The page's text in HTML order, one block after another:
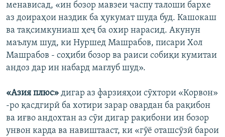
менависад, «ин бозор мавзеи часпу талоши бархе
аз доираҳои наздик ба ҳукумат шуда буд. Кашокаш
ва тақсимкуниаш ҳеҷ ба охир нарасид. Акунун
маълум шуд, ки Нуршед Машрабов, писари Хол
Машрабов - соҳиби бозор ва раиси собиқи кумитаи
андоз дар ин набард мағлуб шуд».
«Азия плюс» дигар аз фарзияҳои сӯхтори «Корвон»
-ро қасдгирӣ ба хотири зарар овардан ба рақибон
ва иғво андохтан аз сӯи дигар рақибони ин бозор
унвон карда ва навиштааст, ки «гӯё оташсӯзӣ барои